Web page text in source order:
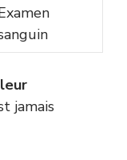
jamais